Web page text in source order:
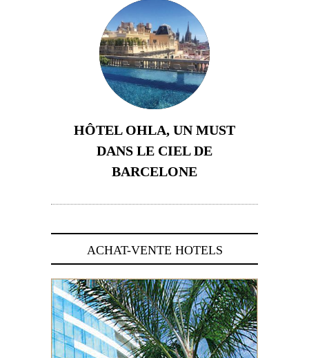
HÔTEL OHLA, UN MUST
DANS LE CIEL DE
BARCELONE
ACHAT-VENTE HOTELS